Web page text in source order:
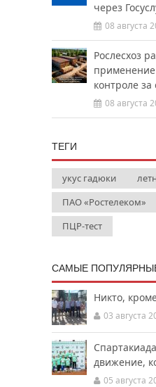
через
08 августа
Рослесхоз
контроле
08 августа
ТЕГИ
укус гадюки
ПАО «Ростелеком»
ПЦР-тест
САМЫЕ
Никто,
03 августа
движение,
05 августа